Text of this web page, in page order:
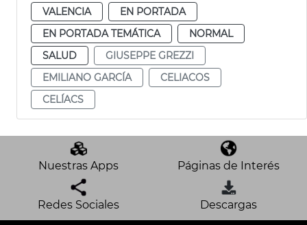
VALENCIA
EN PORTADA
EN PORTADA TEMÁTICA
NORMAL
SALUD
GIUSEPPE GREZZI
EMILIANO GARCÍA
CELIACOS
CELÍACS
Nuestras Apps Páginas de Interés
Redes Sociales Descargas